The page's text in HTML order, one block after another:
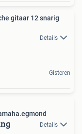
gitaar 12 snarig
Details
Gisteren
Details